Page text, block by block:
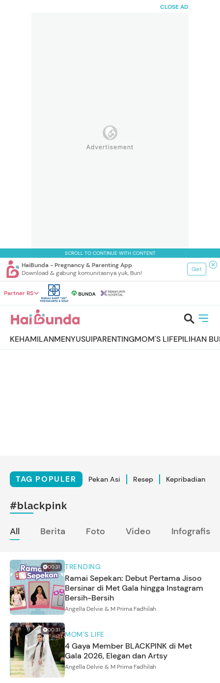
CLOSE AD
SCROLL TO CONTINUE WITH CONTENT
HaiBunda - Pregnancy & Parenting App
Download & gabung komunitasnya yuk, Bun!
Get
Partner RS
KEHAMILANMENYUSUIPARENTINGMOM'S LIFEPILIHAN
TAG POPULER Pekan Asi Resep Kepribadian
#blackpink
All Berita Foto Video Infografis
00:31 TRENDING
Ramai Sepekan: Debut Pertama Jisoo
Bersinar di Met Gala hingga Instagram
Bersih-Bersih
Angella Delvie & M Prima Fadhilah
00:31 MOM'S LIFE
4 Gaya Member BLACKPINK di Met
Gala 2026, Elegan dan Artsy
Angella Delvie & M Prima Fadhilah